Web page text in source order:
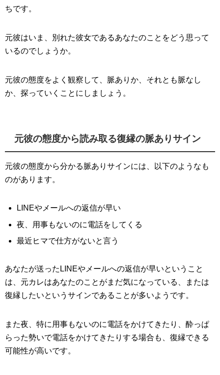
ちです。
元彼はいま、別れた彼女であるあなたのことをどう思って
いるのでしょうか。
元彼の態度をよく観察して、脈ありか、それとも脈なし
か、探っていくことにしましょう。
元彼の態度から読み取る復縁の脈ありサイン
元彼の態度から分かる脈ありサインには、以下のようなも
のがあります。
LINEやメールへの返信が早い
夜、用事もないのに電話をしてくる
最近ヒマで仕方がないと言う
あなたが送ったLINEやメールへの返信が早いということ
は、元カレはあなたのことがまだ気になっている、または
復縁したいというサインであることが多いようです。
また夜、特に用事もないのに電話をかけてきたり、酔っぱ
らった勢いで電話をかけてきたりする場合も、復縁できる
可能性が高いです。